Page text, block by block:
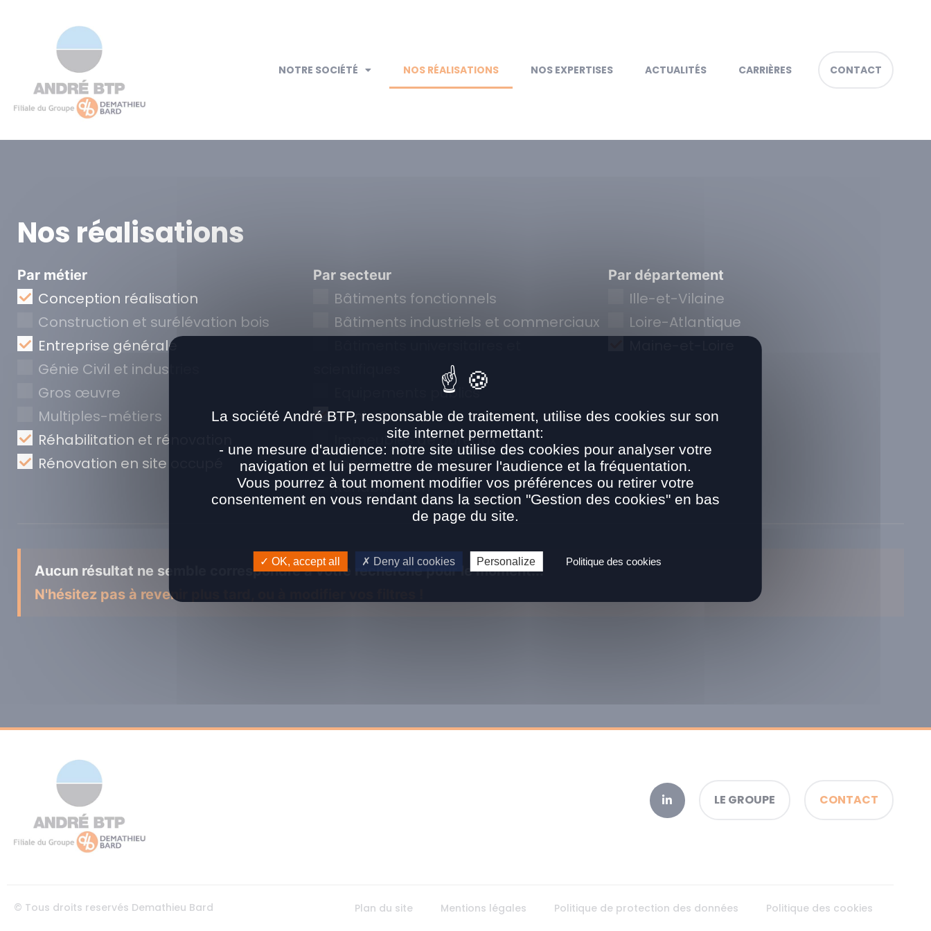
NOTRE SOCIÉTÉ NOS RÉALISATIONS NOS EXPERTISES ACTUALITÉS CARRIÈRES CONTACT
Nos réalisations
Par métier
Conception réalisation
Construction et surélévation bois
Entreprise générale
Génie Civil et industries
Gros œuvre
Multiples-métiers
Réhabilitation et rénovation
Rénovation en site occupé
Par secteur
Bâtiments fonctionnels
Bâtiments industriels et commerciaux
Equipements publics
Génie Civil
Immeubles de bureaux
Logements
Réhabilitation
Par département
Ille-et-Vilaine
Loire-Atlantique
Aucun résultat ne semble correspondre à votre recherche pour le moment...
N'hésitez pas à revenir plus tard, ou à modifier vos filtres !
LE GROUPE CONTACT
© Tous droits reservés Demathieu Bard Plan du site Mentions légales Politique de protection des données Politique des cookies
La société André BTP, responsable de traitement, utilise des cookies sur son
site internet permettant:
- une mesure d'audience: notre site utilise des cookies pour analyser votre
navigation et lui permettre de mesurer l'audience et la fréquentation.
Vous pourrez à tout moment modifier vos préférences ou retirer votre
consentement en vous rendant dans la section "Gestion des cookies" en bas
de page du site.
OK, accept all Deny all cookies Personalize Politique des cookies